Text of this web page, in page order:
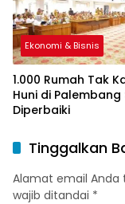
Ekonomi & Bisnis
1.000 Rumah Tak
Huni di Palembang
Diperbaiki
Tinggalkan
Alamat email Anda
wajib ditandai *